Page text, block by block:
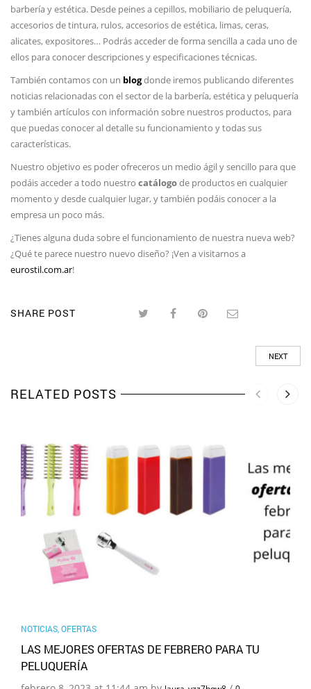
barbería y estética. Desde peines a cepillos, mobiliario de peluquería,
accesorios de tintura, rulos, accesorios de estética, limas, ceras,
alicates, expositores… Podrás acceder de forma sencilla a cada uno de
ellos para conocer descripciones y especificaciones técnicas.
También contamos con un blogdonde iremos publicando diferentes
noticias relacionadas con el sector de la barbería, estética y peluquería
y también artículos con información sobre nuestros productos, para
que puedas conocer al detalle su funcionamiento y todas sus
características.
Nuestro objetivo es poder ofreceros un medio ágil y sencillo para que
podáis acceder a todo nuestro catálogode productos en cualquier
momento y desde cualquier lugar, y también podáis conocer a la
empresa un poco más.
¿Tienes alguna duda sobre el funcionamiento de nuestra nueva web?
¿Qué te parece nuestro nuevo diseño? ¡Ven a visitarnos a
eurostil.com.ar!
SHARE POST
NEXT
RELATED POSTS
NOTICIAS,OFERTAS
LAS MEJORES OFERTAS DE FEBRERO PARA TU
PELUQUERÍA